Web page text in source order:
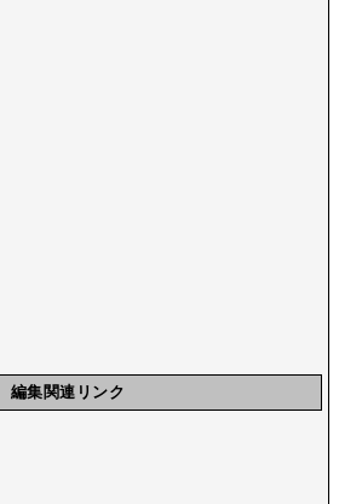
編集関連リンク